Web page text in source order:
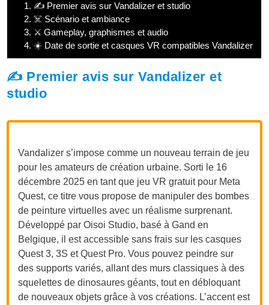
1. ✍️ Premier avis sur Vandalizer et studio
2. ☠️ Scénario et ambiance
3. ⚔️ Gameplay, graphismes et audio
4. ☀️ Date de sortie et casques VR compatibles Vandalizer
✍️ Premier avis sur Vandalizer et
studio
Vandalizer s’impose comme un nouveau terrain de jeu
pour les amateurs de création urbaine. Sorti le 16
décembre 2025 en tant que jeu VR gratuit pour Meta
Quest, ce titre vous propose de manipuler des bombes
de peinture virtuelles avec un réalisme surprenant.
Développé par Oisoi Studio, basé à Gand en
Belgique, il est accessible sans frais sur les casques
Quest 3, 3S et Quest Pro. Vous pouvez peindre sur
des supports variés, allant des murs classiques à des
squelettes de dinosaures géants, tout en débloquant
de nouveaux objets grâce à vos créations. L’accent est